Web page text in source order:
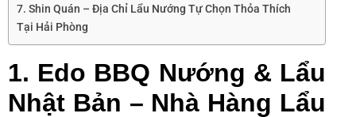
7. Shin Quán – Địa Chỉ Lẩu Nướng Tự Chọn Thỏa Thích
Tại Hải Phòng
1. Edo BBQ Nướng & Lẩu
Nhật Bản – Nhà Hàng Lẩu